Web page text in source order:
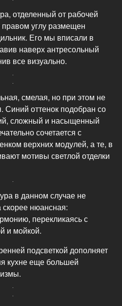
отделенный от рабочей
углу размещен
Его мы вписали в
наверх антресольный
все визуально.
смелая, но при этом не
Синий оттенок подобран со
сложный и насыщенный
сочетается с
верхних модулей, а те, в
мотивы светлой отделки
в данном случае не
скорее нюансная:
перекликаясь с
и мойкой.
подсветкой дополняет
кухне еще большей